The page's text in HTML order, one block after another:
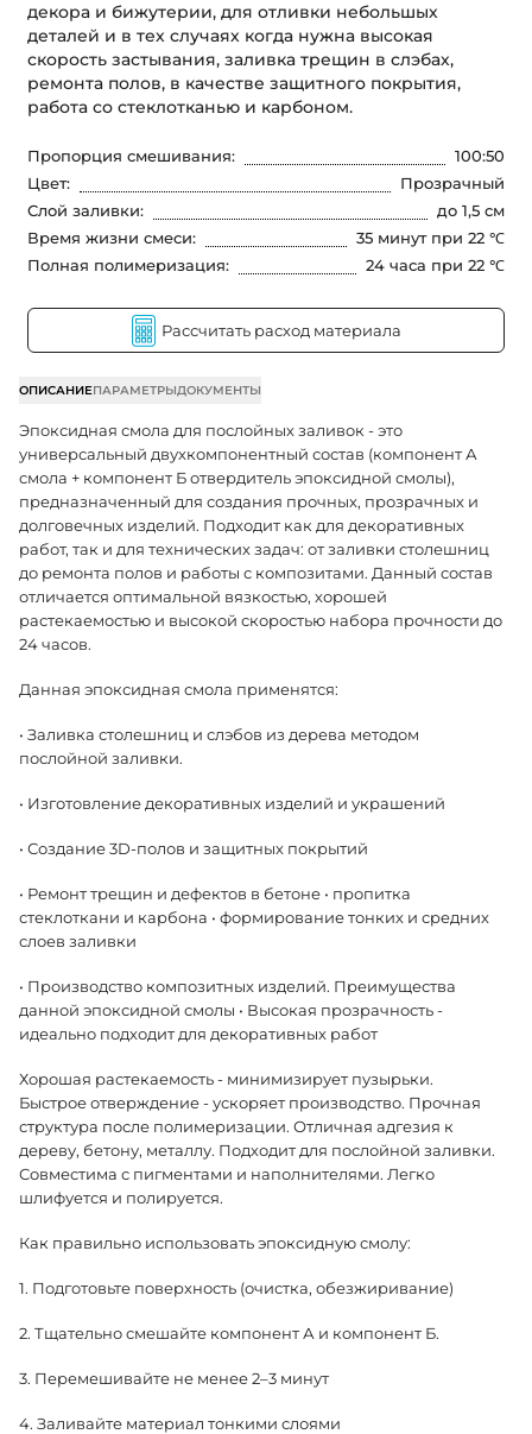
декора и бижутерии, для отливки небольшых
деталей и в тех случаях когда нужна высокая
скорость застывания, заливка трещин в слэбах,
ремонта полов, в качестве защитного покрытия,
работа со стеклотканью и карбоном.
Пропорция смешивания:
100:50
Цвет:
Прозрачный
Слой заливки:
до 1,5 см
Время жизни смеси:
35 минут при 22 ℃
Полная полимеризация: 24 часа при 22 ℃
Рассчитать расход материала
ОПИСАНИЕПАРАМЕТРЫДОКУМЕНТЫ
Эпоксидная смола для послойных заливок - это
универсальный двухкомпонентный состав (компонент А
смола + компонент Б отвердитель эпоксидной смолы),
предназначенный для создания прочных, прозрачных и
долговечных изделий. Подходит как для декоративных
работ, так и для технических задач: от заливки столешниц
до ремонта полов и работы с композитами. Данный состав
отличается оптимальной вязкостью, хорошей
растекаемостью и высокой скоростью набора прочности до
24 часов.
Данная эпоксидная смола применятся:
• Заливка столешниц и слэбов из дерева методом
послойной заливки.
• Изготовление декоративных изделий и украшений
• Создание 3D-полов и защитных покрытий
• Ремонт трещин и дефектов в бетоне • пропитка
стеклоткани и карбона • формирование тонких и средних
слоев заливки
• Производство композитных изделий. Преимущества
данной эпоксидной смолы • Высокая прозрачность -
идеально подходит для декоративных работ
Хорошая растекаемость - минимизирует пузырьки.
Быстрое отверждение - ускоряет производство. Прочная
структура после полимеризации. Отличная адгезия к
дереву, бетону, металлу. Подходит для послойной заливки.
Совместима с пигментами и наполнителями. Легко
шлифуется и полируется.
Как правильно использовать эпоксидную смолу:
1. Подготовьте поверхность (очистка, обезжиривание)
2. Тщательно смешайте компонент А и компонент Б.
3. Перемешивайте не менее 2–3 минут
4. Заливайте материал тонкими слоями